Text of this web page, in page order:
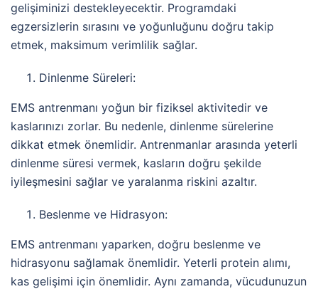
gelişiminizi destekleyecektir. Programdaki
egzersizlerin sırasını ve yoğunluğunu doğru takip
etmek, maksimum verimlilik sağlar.
Dinlenme Süreleri:
EMS antrenmanı yoğun bir fiziksel aktivitedir ve
kaslarınızı zorlar. Bu nedenle, dinlenme sürelerine
dikkat etmek önemlidir. Antrenmanlar arasında yeterli
dinlenme süresi vermek, kasların doğru şekilde
iyileşmesini sağlar ve yaralanma riskini azaltır.
Beslenme ve Hidrasyon:
EMS antrenmanı yaparken, doğru beslenme ve
hidrasyonu sağlamak önemlidir. Yeterli protein alımı,
kas gelişimi için önemlidir. Aynı zamanda, vücudunuzun